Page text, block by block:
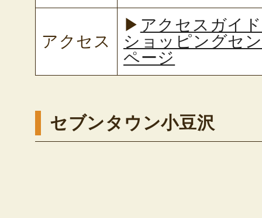
アクセス
▶ アクセスガイ
ショッピングセ
ページ
セブンタウン小豆沢